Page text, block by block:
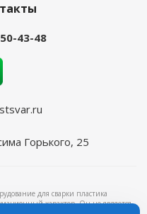
43-48
Горького, 25
для сварки пластика
характер. Он не является